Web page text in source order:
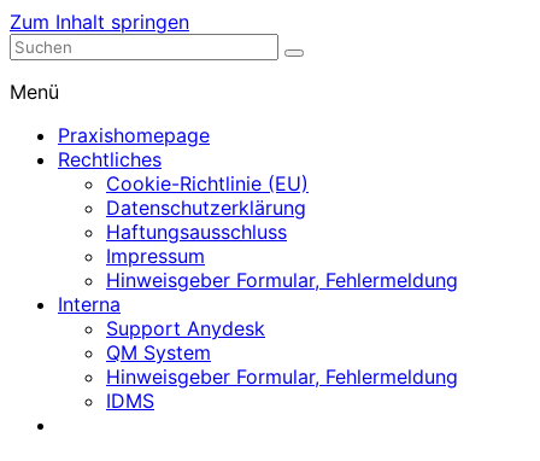
Zum Inhalt springen
Nephrologische Praxis mit Dialyse
Menü
Praxishomepage
Rechtliches
Cookie-Richtlinie (EU)
Datenschutzerklärung
Haftungsausschluss
Impressum
Hinweisgeber Formular, Fehlermeldung
Interna
Support Anydesk
QM System
Hinweisgeber Formular, Fehlermeldung
IDMS